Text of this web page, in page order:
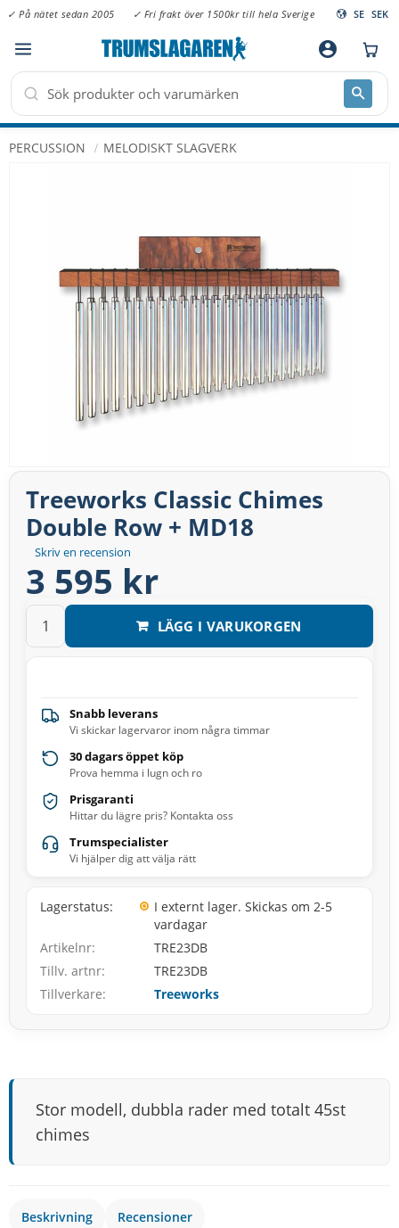
Meny
✓ På nätet sedan 2005 ✓ Fri frakt över 1500kr till hela Sverige SE SEK
account_circle
PERCUSSION MELODISKT SLAGVERK
Skriv en recension
Treeworks Classic Chimes
Double Row + MD18
3 595 kr
LÄGG I VARUKORGEN
Snabb leverans
Vi skickar lagervaror inom några timmar
30 dagars öppet köp
Prova hemma i lugn och ro
Prisgaranti
Hittar du lägre pris? Kontakta oss
Trumspecialister
Vi hjälper dig att välja rätt
Lagerstatus
I externt lager. Skickas om 2-5
vardagar
Artikelnr
TRE23DB
Tillv. artnr
TRE23DB
Tillverkare
Treeworks
Stor modell, dubbla rader med totalt 45st
chimes
Beskrivning Recensioner